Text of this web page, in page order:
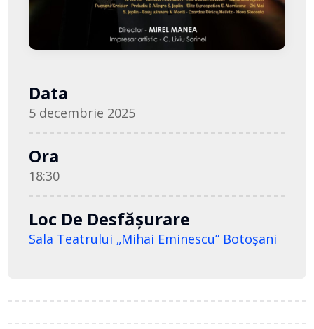
Data
5 decembrie 2025
Ora
18:30
Loc De Desfășurare
Sala Teatrului „Mihai Eminescu” Botoşani